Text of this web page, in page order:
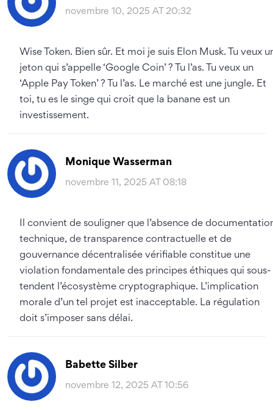
novembre 10, 2025 AT 20:32
Wise Token. Bien sûr. Et moi je suis Elon Musk. Tu veux
jeton qui s’appelle ‘Google Coin’ ? Tu l’as. Tu veux un
‘Apple Pay Token’ ? Tu l’as. Le marché est une jungle. Et
toi, tu es le singe qui croit que la banane est un
investissement.
Monique Wasserman
novembre 11, 2025 AT 08:18
Il convient de souligner que l’absence de
technique, de transparence contractuelle et de
gouvernance décentralisée vérifiable constitue une
violation fondamentale des principes éthiques qui sous-
tendent l’écosystème cryptographique. L’implication
morale d’un tel projet est inacceptable. La régulation
doit s’imposer sans délai.
Babette Silber
novembre 12, 2025 AT 10:56